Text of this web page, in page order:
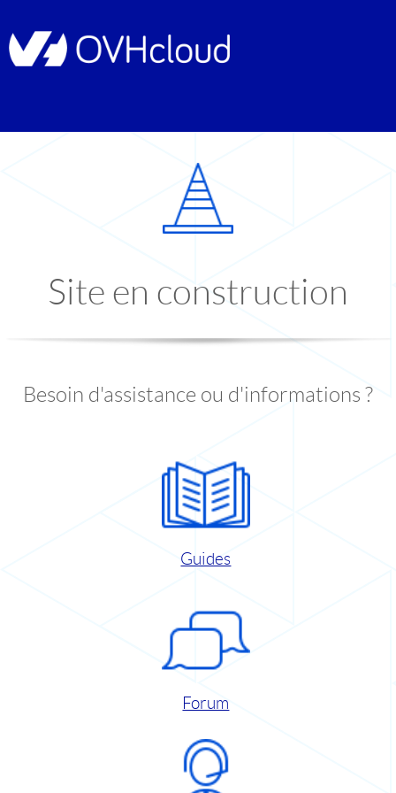
Site en construction
Besoin d'assistance ou d'informations ?
Guides
Forum